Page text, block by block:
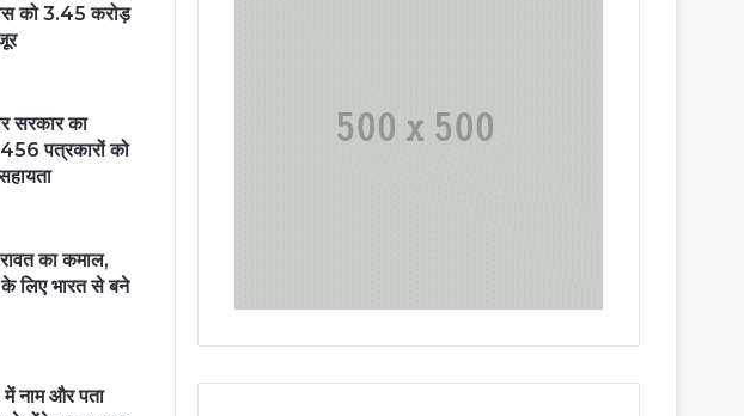
को 3.45 करोड़
सरकार का
पत्रकारों को
का कमाल,
के लिए भारत से बने
नाम और पता